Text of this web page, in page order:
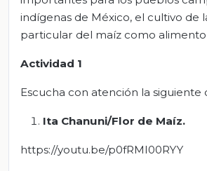
indígenas de México, el cultivo de
particular del maíz como alimento
Actividad 1
Escucha con atención la siguiente
Ita Chanuni/Flor de Maíz.
https://youtu.be/p0fRMI00RYY